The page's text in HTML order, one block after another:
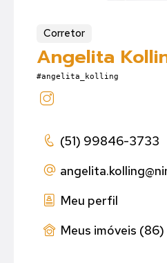
Corretor
Angelita
#angelita_kolling
(51) 99846-3733
angelita.kolling
Meu perfil
Meus imóveis (86)